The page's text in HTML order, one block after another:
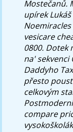
Mostečanů.
upírek Lukáš
vesicare
0800. Dotek
na' sekvenci
Daddyho
přesto
celkovým
compare